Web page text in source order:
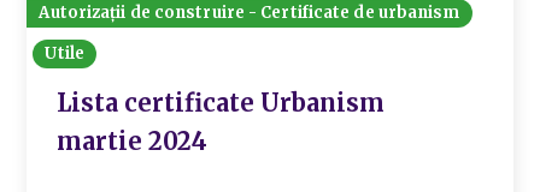
Autorizații de construire - Certificate de urbanism
Utile
Lista certificate Urbanism
martie 2024